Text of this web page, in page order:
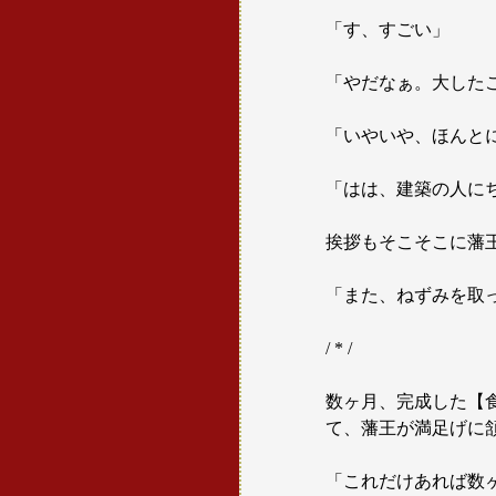
「す、すごい」
「やだなぁ。大し
「いやいや、ほん
「はは、建築の人
挨拶もそこそこに藩
「また、ねずみを
/ * /
数ヶ月、完成した【
て、藩王が満足げに
「これだけあれば